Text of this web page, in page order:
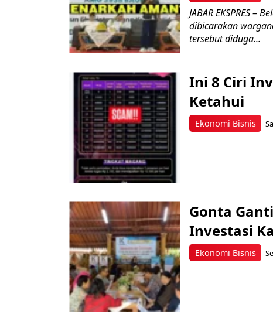
JABAR EKSPRES –
dibicarakan
tersebut diduga...
Ekonomi Bisnis
Ini 8 Ciri
Ketahui
Ekonomi Bisnis
Gonta
Investasi